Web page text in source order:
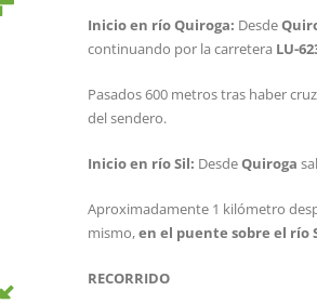
Inicio en río Quiroga: Desde
continuando por la carretera LU-
Pasados 600 metros tras haber
del sendero.
Inicio en río Sil: DesdeQuiroga
Aproximadamente 1 kilómetro
mismo,en el puente sobre el río
RECORRIDO